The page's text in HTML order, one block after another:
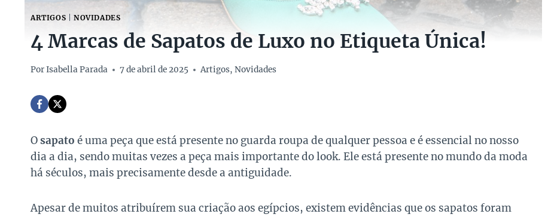
ARTIGOS NOVIDADES
4 Marcas de Sapatos de Luxo no Etiqueta Única!
PorIsabella Parada 7 de abril de 2025 Artigos,Novidades
Osapato é uma peça que está presente no guarda roupa de qualquer pessoa e é essencial no nosso
dia a dia, sendo muitas vezes a peça mais importante do look. Ele está presente no mundo da moda
há séculos, mais precisamente desde a antiguidade.
Apesar de muitos atribuírem sua criação aos egípcios, existem evidências que os sapatos foram